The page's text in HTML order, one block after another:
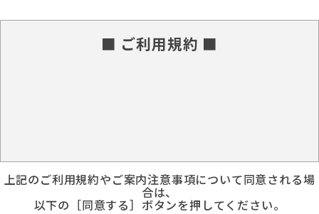
■ ご利用規約 ■
上記のご利用規約やご案内注意事項について同意される場
合は、
以下の［同意する］ボタンを押してください。